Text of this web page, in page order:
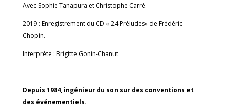
Avec Sophie Tanapura et Christophe Carré.
2019 : Enregistrement du CD « 24 Préludes» de Frédéric
Chopin.
Interprète : Brigitte Gonin-Chanut
Depuis 1984, ingénieur du son sur des conventions et
des événementiels.